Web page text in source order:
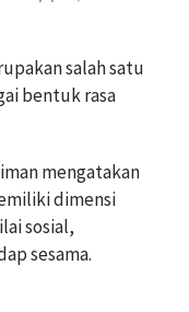
salah satu
bentuk rasa
mengatakan
dimensi
sosial,
sesama.